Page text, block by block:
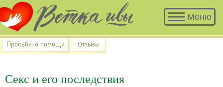
Меню
Секс и его последствия